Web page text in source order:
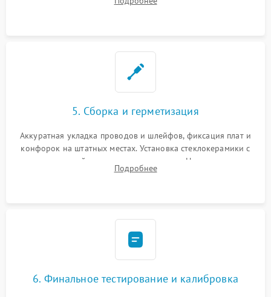
дорожек. Очистка контактов и замена поврежденной
5. Сборка и герметизация
Аккуратная укладка проводов и шлейфов, фиксация плат и
конфорок на штатных местах. Установка стеклокерамики с
проверкой равномерности зазоров. Нанесение
термостойкого герметика или укладка уплотнительной
Подробнее
6. Финальное тестирование и калибровка